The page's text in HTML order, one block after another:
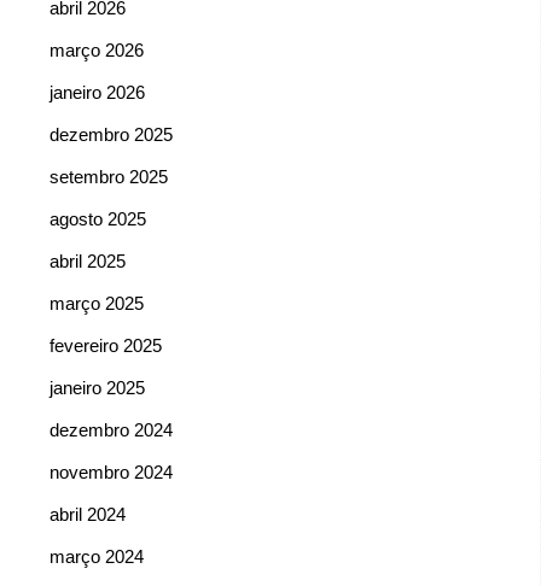
abril 2026
março 2026
janeiro 2026
dezembro 2025
setembro 2025
agosto 2025
abril 2025
março 2025
fevereiro 2025
janeiro 2025
dezembro 2024
novembro 2024
abril 2024
março 2024